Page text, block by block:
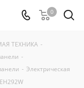
0
ТЕХНИКА -
-
- Электрическая